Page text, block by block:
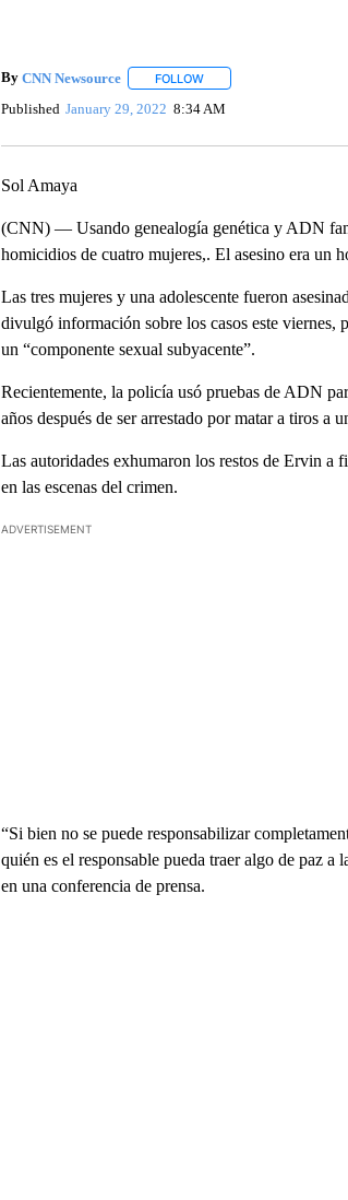
By CNN Newsource FOLLOWFOLLOW "" TO RECEIVE
Published January 29, 2022 8:34 AM
Sol Amaya
(CNN) — Usando genealogía genética y ADN
homicidios de cuatro mujeres,. El asesino era un
Las tres mujeres y una adolescente fueron
divulgó información sobre los casos este
un “componente sexual subyacente”.
Recientemente, la policía usó pruebas de ADN
años después de ser arrestado por matar a tiros a
Las autoridades exhumaron los restos de Ervin
en las escenas del crimen.
ADVERTISEMENT
“Si bien no se puede responsabilizar
quién es el responsable pueda traer algo de paz
en una conferencia de prensa.